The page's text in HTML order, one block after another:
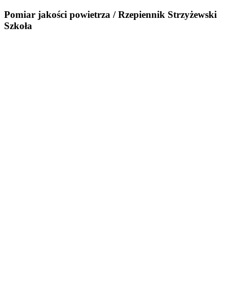
Pomiar jakości powietrza / Rzepiennik Strzyżewski
Szkoła